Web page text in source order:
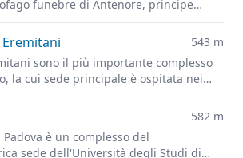
funebre di Antenore, principe
la leggenda avrebbe fondato Padova.
543 m
sono il più importante complesso
la cui sede principale è ospitata nei
dei frati Eremitani, in Piazza
582 m
è un complesso del
sede dell'Università degli Studi di